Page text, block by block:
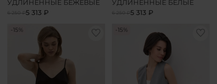
УДЛИНЕННЫЕ БЕЖЕВЫЕ
6 250 ₽5 313 ₽
УДЛИНЕННЫЕ БЕЛЫЕ
6 250 ₽5 313 ₽
-15% -15%